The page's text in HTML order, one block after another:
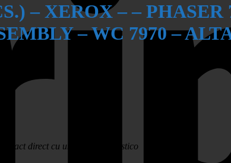
– XEROX – – PHASER
– WC 7970 –
direct cu un consultant Estico